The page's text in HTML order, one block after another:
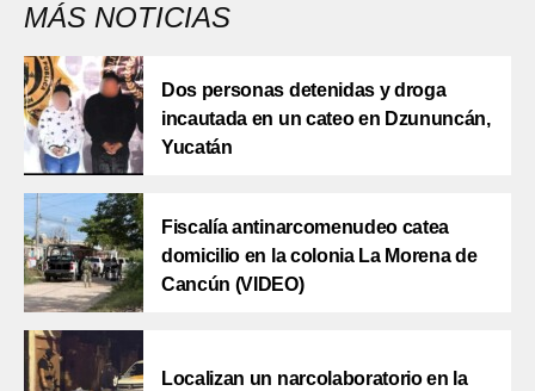
MÁS NOTICIAS
Dos personas detenidas y droga
incautada en un cateo en Dzununcán,
Yucatán
Fiscalía antinarcomenudeo catea
domicilio en la colonia La Morena de
Cancún (VIDEO)
Localizan un narcolaboratorio en la